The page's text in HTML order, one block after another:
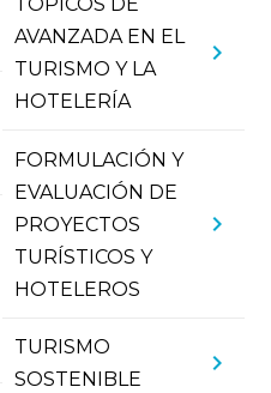
AVANZADA EN EL
TURISMO Y LA
HOTELERÍA
chevron_right
FORMULACIÓN Y
EVALUACIÓN DE
PROYECTOS
TURÍSTICOS Y
HOTELEROS
chevron_right
TURISMO
SOSTENIBLE
chevron_right